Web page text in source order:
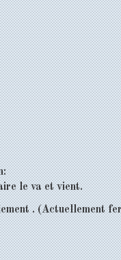
le va et vient.
. (Actuellement